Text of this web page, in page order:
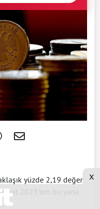
yüzde 2,19 değer
2023'ten bu yana
x